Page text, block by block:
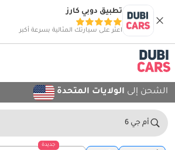
تطبيق دوبي كارز
اعثر على سيارتك المثالية بسرعة أكبر
الشحن إلى الولايات المتحدة
أم جي 6
جديدة